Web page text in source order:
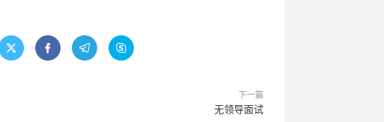
   
下一篇
无领导面试